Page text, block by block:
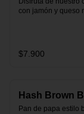
con jamón y queso
$7.900
Hash Brown
Pan de papa estilo